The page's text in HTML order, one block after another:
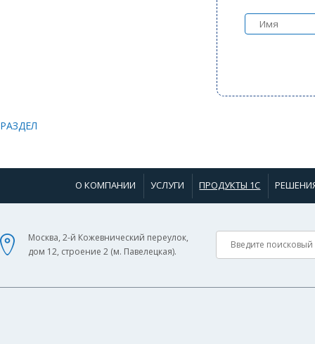
РАЗДЕЛ
О КОМПАНИИ УСЛУГИ ПРОДУКТЫ 1С
Москва, 2-й Кожевнический переулок,
дом 12, строение 2 (м. Павелецкая).